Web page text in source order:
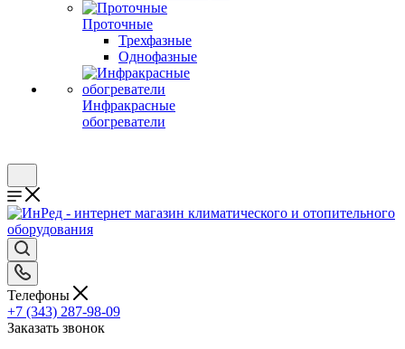
Проточные
Трехфазные
Однофазные
Инфракрасные
обогреватели
Телефоны
+7 (343) 287-98-09
Заказать звонок